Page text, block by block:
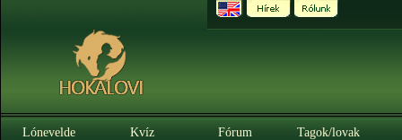
Lónevelde Kvíz Fórum Tagok/lovak